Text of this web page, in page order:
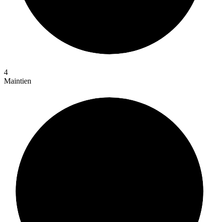
4
Maintien